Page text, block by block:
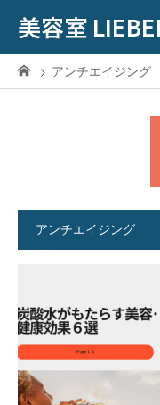
美容室
アンチエイジング
アンチエイジング